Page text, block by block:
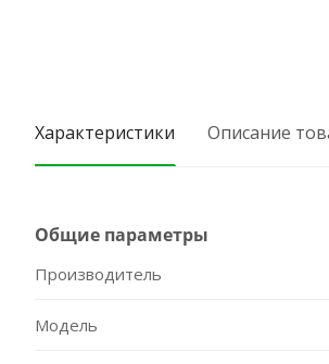
Характеристики Описание
Общие параметры
Производитель
Модель